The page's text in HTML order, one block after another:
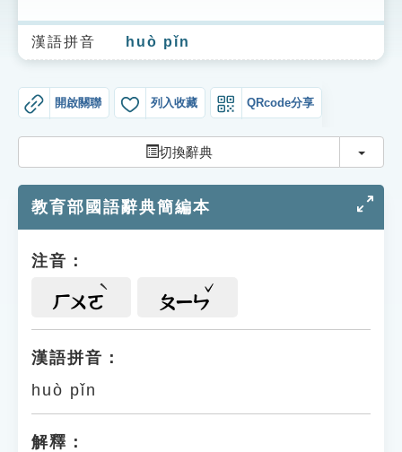
生字詞彙表
成語故事
索引選單
單字索引
遊戲專區
貓頭鷹博士
漢語拼音 huò pǐn
開啟關聯 列入收藏 QRcode分享
切換辭典 切換
教育部國語辭典簡編本
注音：
ㄏㄨㄛ ㄆㄧㄣ
漢語拼音：
huò pǐn
解釋：